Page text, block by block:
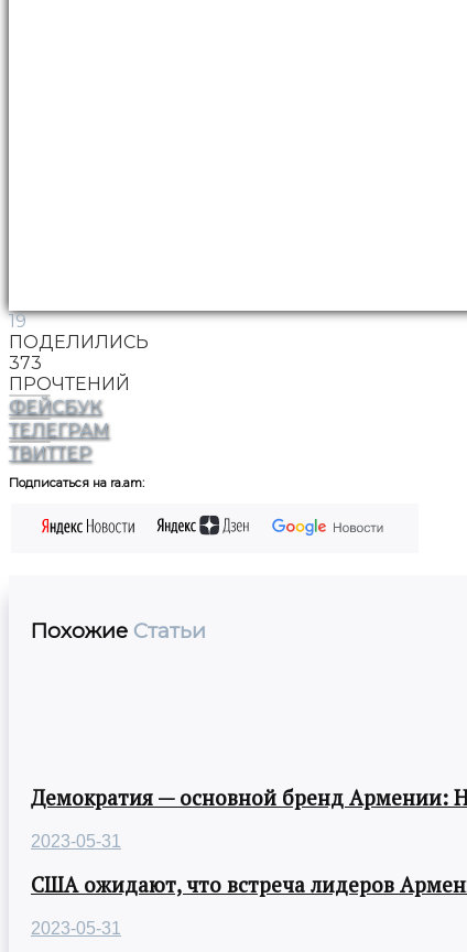
19
ПОДЕЛИЛИСЬ
373
ПРОЧТЕНИЙ
ФЕЙСБУК
ТЕЛЕГРАМ
ТВИТТЕР
Подписаться на ra.am:
Похожие Статьи
Демократия — основной бренд Армении:
2023-05-31
США ожидают, что встреча лидеров
2023-05-31